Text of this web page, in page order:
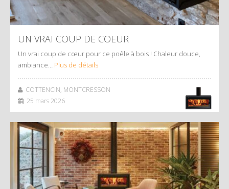
UN VRAI COUP DE COEUR
Un vrai coup de cœur pour ce poêle à bois ! Chaleur douce,
ambiance… Plus de détails
COTTENCIN, MONTCRESSON
25 mars 2026